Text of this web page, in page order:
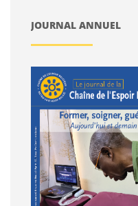
JOURNAL ANNUEL